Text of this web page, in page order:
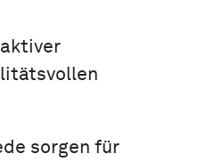
sorgen für